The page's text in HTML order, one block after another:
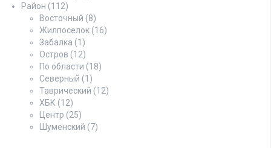
Район (112)
Восточный (8)
Жилпоселок (16)
Забалка (1)
Остров (12)
По области (18)
Северный (1)
Таврический (12)
ХБК (12)
Центр (25)
Шуменский (7)